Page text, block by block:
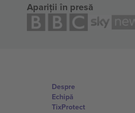
Apariții în presă
Despre
Echipă
TixProtect